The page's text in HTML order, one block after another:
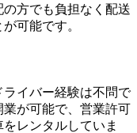
方でも負担なく配送
可能です。
イバー経験は不問で
が可能で、営業許可
レンタルしていま